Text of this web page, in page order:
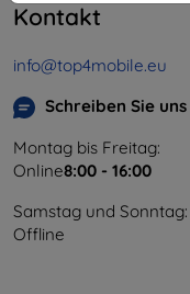
Kontakt
info@top4mobile.eu
Schreiben Sie uns
Montag bis Freitag:
Online8:00 - 16:00
Samstag und Sonntag:
Offline